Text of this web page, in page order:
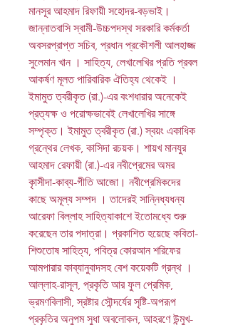
মানসূর আহমাদ রিফায়ী সহোদর-বড়ভাই।
জান্নাতবাসি স্বামী-উচ্চপদস্থ সরকারি কর্মকর্তা
অবসরপ্রাপ্ত সচিব, প্রধান প্রকৌশলী আলহাজ্জ
সুলেমান খান । সাহিত্য, লেখালেখির প্রতি প্রবল
আকর্ষণ মূলত পারিবারিক ঐতিহ্য থেকেই ।
ইমামুত ত্বরীকৃত (রা.)-এর বংশধারার অনেকেই
প্রত্যক্ষ ও পরোক্ষভাবেই লেখালেখির সাঙ্গে
সম্পৃক্ত। ইমামুত ত্বরীকৃত (রা.) স্বয়ং একাধিক
গ্রন্থের লেখক, কাসিদা রচয়ক। শায়খ মানযুর
আহমাদ রেফায়ী (রা.)-এর নবীপ্রেমের অমর
কৃাসীদা-কাব্য-গীতি আজো। নবীপ্রেমিকদের
কাছে অমূল্য সম্পদ । তাদেরই সান্নিধ্যধন্য
আরেফা বিল্লাহ সাহিত্যাকাশে ইতোমধ্যে শুরু
করেছেন তার পদাত্রা। প্রকাশিত হয়েছে কবিতা-
শিশুতোষ সাহিত্য, পবিত্র কোরআন শরিফের
আমপারার কাব্যানুবাদসহ বেশ কয়েকটি গ্রন্থ ।
আল্লাহ-রাসূল, প্রকৃতি আর ফুল প্রেমিক,
ভ্রমণবিলাসী, স্রষ্টার সৌন্দর্যের সৃষ্টি-অপরূপ
প্রকৃতির অনুপম সুধা অবলোকন, আহরণে উন্মুখ-